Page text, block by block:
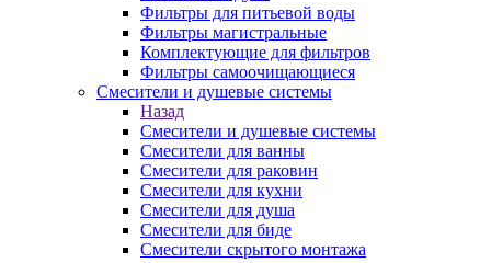
Фильтры для питьевой воды
Фильтры магистральные
Комплектующие для фильтров
Фильтры самоочищающиеся
Смесители и душевые системы
Назад
Смесители и душевые системы
Смесители для ванны
Смесители для раковин
Смесители для кухни
Смесители для душа
Смесители для биде
Смесители скрытого монтажа